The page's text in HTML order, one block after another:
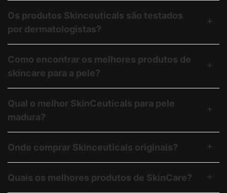
Os produtos Skinceuticals são testados
por dermatologistas?
Como encontrar os melhores produtos de
skincare para a pele?
Qual o melhor SkinCeuticals para pele
madura?
Onde comprar Skinceuticals originais?
Quais os melhores produtos de SkinCare?